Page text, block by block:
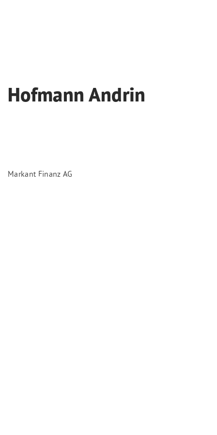
Hofmann Andrin
Markant Finanz AG